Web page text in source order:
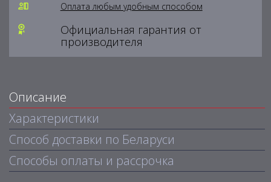
Оплата любым удобным способом
Официальная гарантия от
производителя
Описание
Характеристики
Способ доставки по Беларуси
Способы оплаты и рассрочка